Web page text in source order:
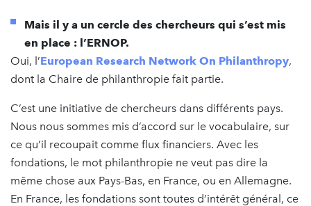
Mais il y a un cercle des chercheurs qui s’est mis
en place : l’ERNOP.
Oui, l’European Research Network On Philanthropy,
dont la Chaire de philanthropie fait partie.
C’est une initiative de chercheurs dans différents pays.
Nous nous sommes mis d’accord sur le vocabulaire, sur
ce qu’il recoupait comme flux financiers. Avec les
fondations, le mot philanthropie ne veut pas dire la
même chose aux Pays-Bas, en France, ou en Allemagne.
En France, les fondations sont toutes d’intérêt général, ce